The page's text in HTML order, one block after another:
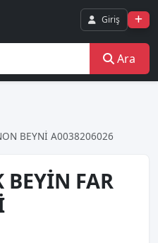
Giriş
Ara
BEYNİ A0038206026
FAR